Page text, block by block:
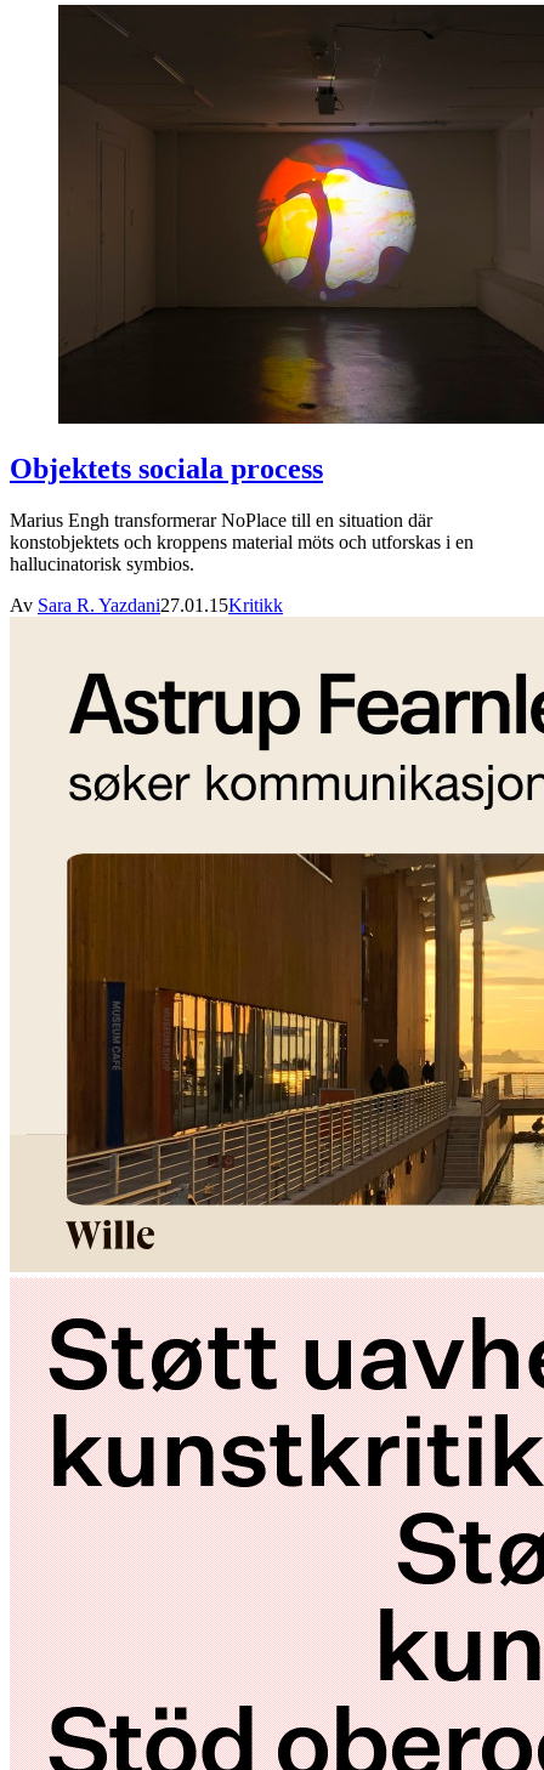
Objektets sociala process
Marius Engh transformerar NoPlace till en situation där
konstobjektets och kroppens material möts och utforskas i en
hallucinatorisk symbios.
Av Sara R. Yazdani27.01.15Kritikk